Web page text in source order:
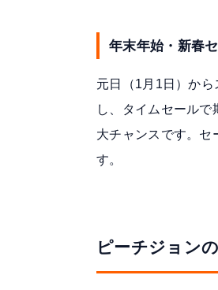
年末年始・新春
元日（1月1日）か
し、タイムセール
大チャンスです。セ
す。
ピーチジョン